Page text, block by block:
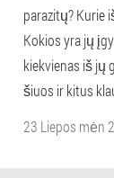
parazitų? Kurie
Kokios yra jų
kiekvienas iš jų
šiuos ir kitus
23 Liepos mėn